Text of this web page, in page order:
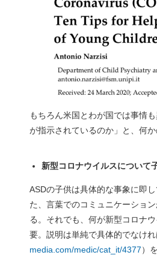
もちろん米国とわが国では事情
が指示されているのか」と、何
新型コロナウイルスについて
ASDの子供は具体的な事象に即
た、言葉でのコミュニケーショ
る。それでも、何が新型コロナ
要。説明は単純で具体的でなけ
media.com/medic/cat_it/4377）